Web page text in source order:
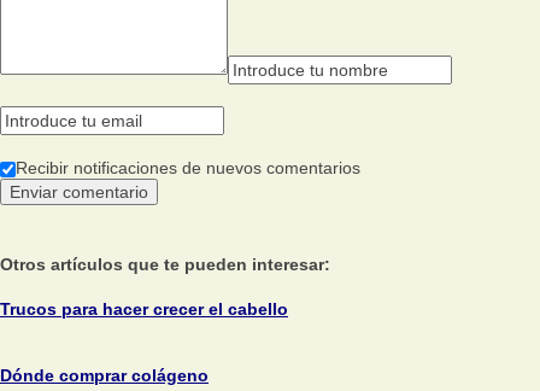
Recibir notificaciones de nuevos comentarios
Otros artículos que te pueden interesar:
Trucos para hacer crecer el cabello
Dónde comprar colágeno